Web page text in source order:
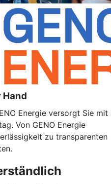
Hand
Energie versorgt Sie mit
Von GENO Energie
zu transparenten